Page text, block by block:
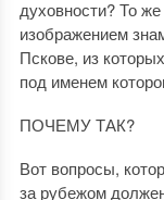
духовности? То
изображением
Пскове, из
под именем
ПОЧЕМУ ТАК?
Вот вопросы,
за рубежом